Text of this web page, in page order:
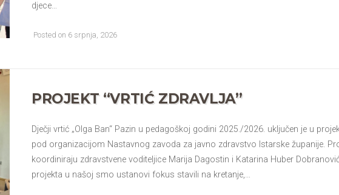
djece…
Posted on 6 srpnja, 2026
PROJEKT “VRTIĆ ZDRAVLJA”
Dječji vrtić „Olga Ban“ Pazin u pedagoškoj godini 2025./2026. uključen je u
pod organizacijom Nastavnog zavoda za javno zdravstvo Istarske županije.
koordiniraju zdravstvene voditeljice Marija Dagostin i Katarina Huber
projekta u našoj smo ustanovi fokus stavili na kretanje,…